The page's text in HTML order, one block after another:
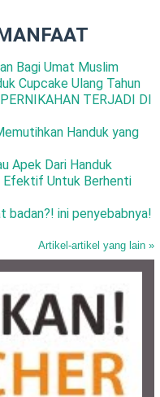
Bagi Umat Muslim
Cupcake Ulang Tahun
TERJADI DI
Handuk yang
Apek Dari Handuk
Efektif Untuk Berhenti
badan?! ini penyebabnya!
Artikel-artikel yang lain »